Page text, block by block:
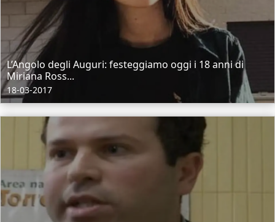
L’Angolo degli Auguri: festeggiamo oggi i 18 anni di
Miriana Ross...
18-03-2017